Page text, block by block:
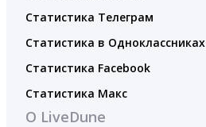
Статистика Телеграм
Статистика в Одноклассниках
Статистика Facebook
Статистика Макс
О LiveDune